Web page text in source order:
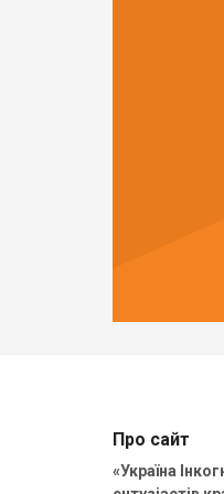
Про сайт
«Україна